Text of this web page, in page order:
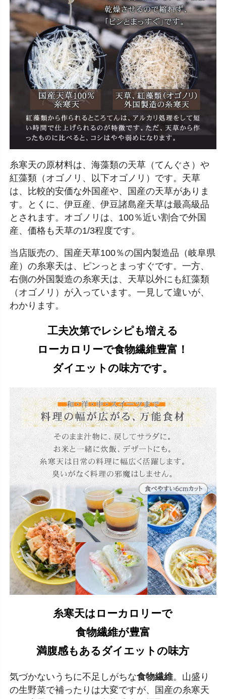
糸寒天の原材料は、海藻類の天草（てんぐさ）や
紅藻類（オゴノリ、以下オゴノリ）です。天草
は、比較的安価な外国産や、国産の天草がありま
す。とくに、伊豆産、伊豆諸島産天草は最高級品
とされます。オゴノリは、100％近い割合で外国
産、価格も天草の1/3程度です。
当店販売の、国産天草100％の国内製造品（岐阜県
産）の糸寒天は、ピンっとまっすぐです。一方、
右側の外国製造の糸寒天は、天草以外にも紅藻類
（オゴノリ）が入っています。一見して違いが、
わかります。
工夫次第でレシピも増える
ローカロリーで食物繊維豊富！
ダイエットの味方です。
糸寒天はローカロリーで
食物繊維が豊富
満腹感もあるダイエットの味方
気づかないうちに不足しがちな食物繊維。山盛り
の生野菜で補ったりは大変ですが、国産の糸寒天